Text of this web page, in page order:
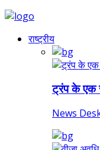
राष्ट्रीय
ट्रंप के एक
News